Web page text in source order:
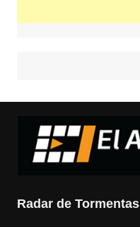
Radar de Tormentas